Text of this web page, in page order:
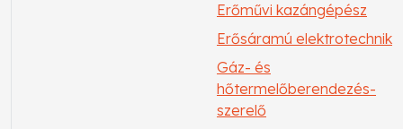
Erőművi kazángépész
Erősáramú
Gáz- és
hőtermelőberendezés-
szerelő